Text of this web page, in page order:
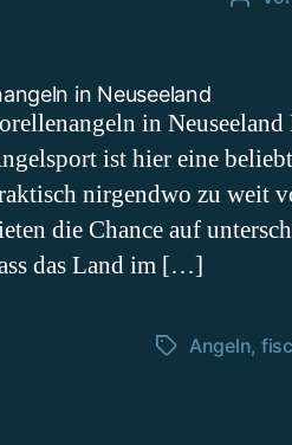
in
ist hier eine
nirgendwo zu weit
die Chance auf
das Land im […]
Schlagwörter
Angeln,